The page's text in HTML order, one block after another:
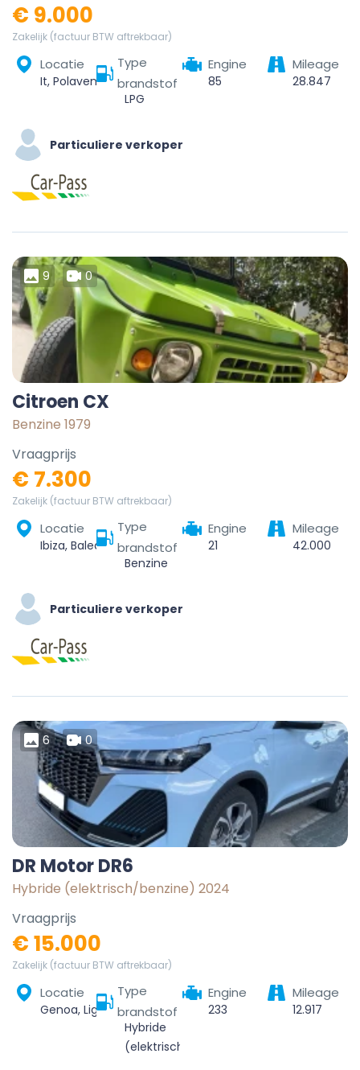
€ 9.000
Zakelijk (factuur BTW aftrekbaar)
Locatie
It, Polaveno, Comunità montana della valle Trompia, Brescia, Lombardy, 25060, Italy
Type
brandstof
LPG
Engine
85
Mileage
28.847
Particuliere verkoper
9 0
Citroen CX
Benzine 1979
Vraagprijs
€ 7.300
Zakelijk (factuur BTW aftrekbaar)
Locatie
Ibiza, Balearic Islands, 07800, Spain
Type
brandstof
Benzine
Engine
21
Mileage
42.000
Particuliere verkoper
6 0
DR Motor DR6
Hybride (elektrisch/benzine) 2024
Vraagprijs
€ 15.000
Zakelijk (factuur BTW aftrekbaar)
Locatie
Genoa, Liguria, Italy
Type
brandstof
Hybride
(elektrisch/benzine)
Engine
233
Mileage
12.917